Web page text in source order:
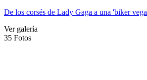
De los corsés de Lady Gaga a una 'biker
Ver galería
35 Fotos